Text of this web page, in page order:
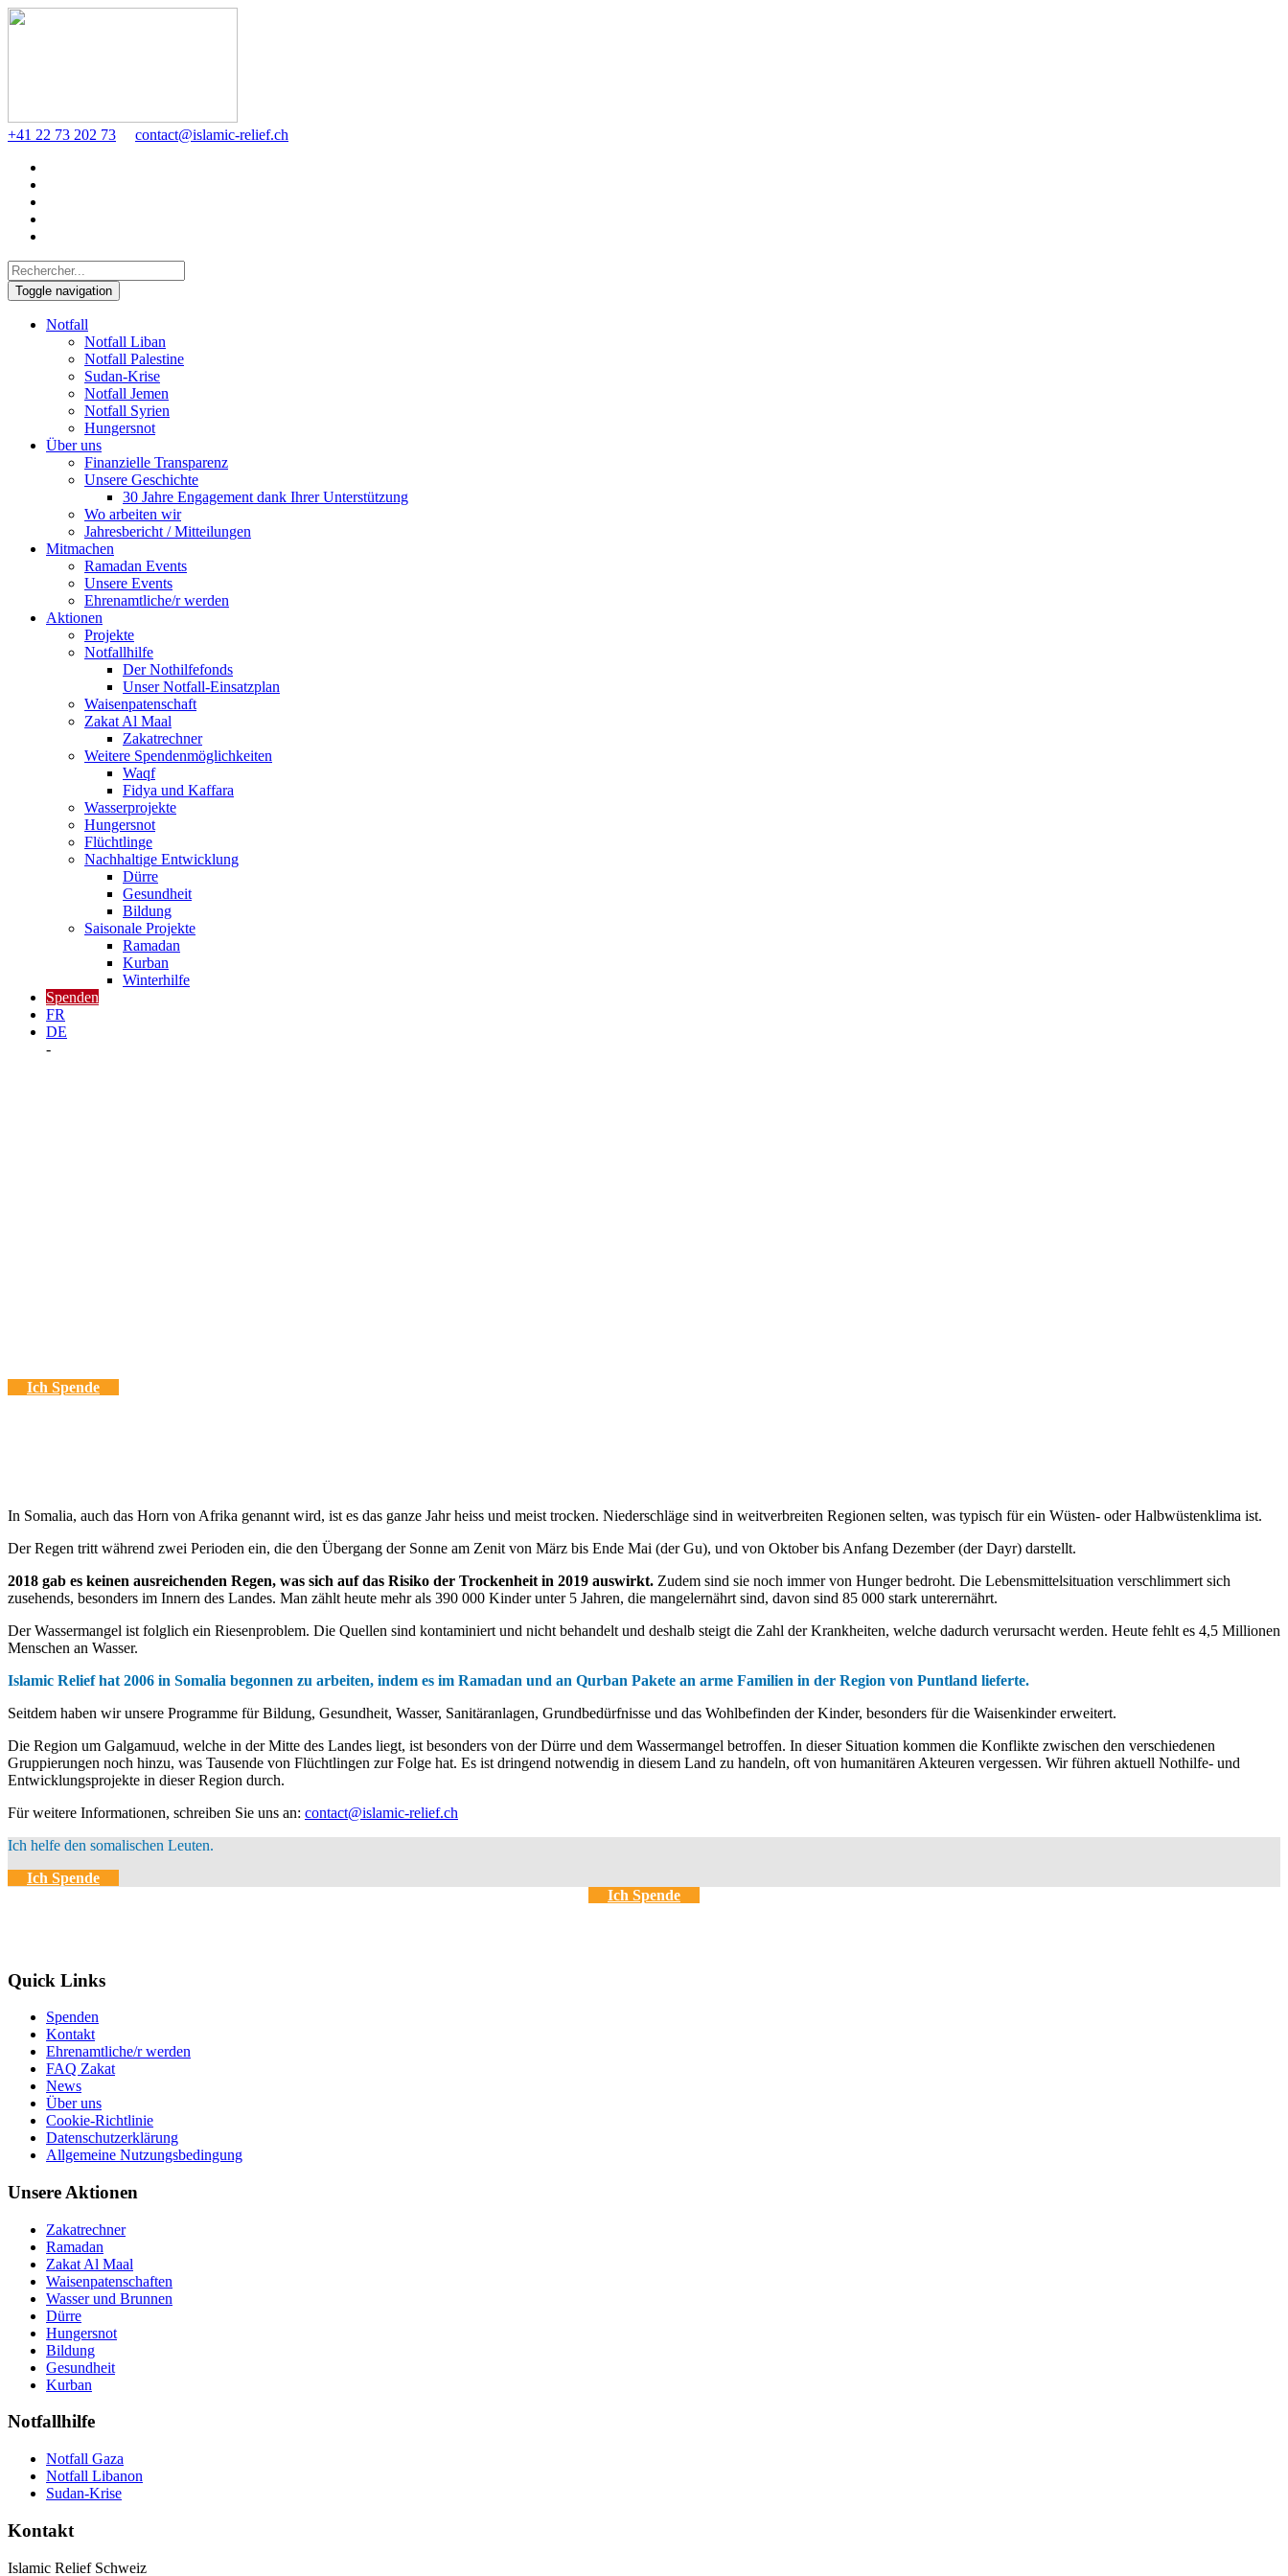
+41 22 73 202 73 contact@islamic-relief.ch
Toggle navigation
Notfall
Notfall Liban
Notfall Palestine
Sudan-Krise
Notfall Jemen
Notfall Syrien
Hungersnot
Über uns
Finanzielle Transparenz
Unsere Geschichte
30 Jahre Engagement dank Ihrer Unterstützung
Wo arbeiten wir
Jahresbericht / Mitteilungen
Mitmachen
Ramadan Events
Unsere Events
Ehrenamtliche/r werden
Aktionen
Projekte
Notfallhilfe
Der Nothilfefonds
Unser Notfall-Einsatzplan
Waisenpatenschaft
Zakat Al Maal
Zakatrechner
Weitere Spendenmöglichkeiten
Waqf
Fidya und Kaffara
Wasserprojekte
Hungersnot
Flüchtlinge
Nachhaltige Entwicklung
Dürre
Gesundheit
Bildung
Saisonale Projekte
Ramadan
Kurban
Winterhilfe
Spenden
FR
DE
-
Ich Spende
In Somalia, auch das Horn von Afrika genannt wird, ist es das ganze Jahr heiss und meist trocken. Niederschläge sind in weitverbreiten Regionen selten, was typisch für ein Wüsten- oder Halbwüstenklima ist.
Der Regen tritt während zwei Perioden ein, die den Übergang der Sonne am Zenit von März bis Ende Mai (der Gu), und von Oktober bis Anfang Dezember (der Dayr) darstellt.
2018 gab es keinen ausreichenden Regen, was sich auf das Risiko der Trockenheit in 2019 auswirkt. Zudem sind sie noch immer von Hunger bedroht. Die Lebensmittelsituation verschlimmert sich
zusehends, besonders im Innern des Landes. Man zählt heute mehr als 390 000 Kinder unter 5 Jahren, die mangelernährt sind, davon sind 85 000 stark unterernährt.
Der Wassermangel ist folglich ein Riesenproblem. Die Quellen sind kontaminiert und nicht behandelt und deshalb steigt die Zahl der Krankheiten, welche dadurch verursacht werden. Heute fehlt es 4,5 Millionen
Menschen an Wasser.
Islamic Relief hat 2006 in Somalia begonnen zu arbeiten, indem es im Ramadan und an Qurban Pakete an arme Familien in der Region von Puntland lieferte.
Seitdem haben wir unsere Programme für Bildung, Gesundheit, Wasser, Sanitäranlagen, Grundbedürfnisse und das Wohlbefinden der Kinder, besonders für die Waisenkinder erweitert.
Die Region um Galgamuud, welche in der Mitte des Landes liegt, ist besonders von der Dürre und dem Wassermangel betroffen. In dieser Situation kommen die Konflikte zwischen den verschiedenen
Gruppierungen noch hinzu, was Tausende von Flüchtlingen zur Folge hat. Es ist dringend notwendig in diesem Land zu handeln, oft von humanitären Akteuren vergessen. Wir führen aktuell Nothilfe- und
Entwicklungsprojekte in dieser Region durch.
Für weitere Informationen, schreiben Sie uns an: contact@islamic-relief.ch
Ich helfe den somalischen Leuten.
Ich Spende
Ich Spende
Quick Links
Spenden
Kontakt
Ehrenamtliche/r werden
FAQ Zakat
News
Über uns
Cookie-Richtlinie
Datenschutzerklärung
Allgemeine Nutzungsbedingung
Unsere Aktionen
Zakatrechner
Ramadan
Zakat Al Maal
Waisenpatenschaften
Wasser und Brunnen
Dürre
Hungersnot
Bildung
Gesundheit
Kurban
Notfallhilfe
Notfall Gaza
Notfall Libanon
Sudan-Krise
Kontakt
Islamic Relief Schweiz